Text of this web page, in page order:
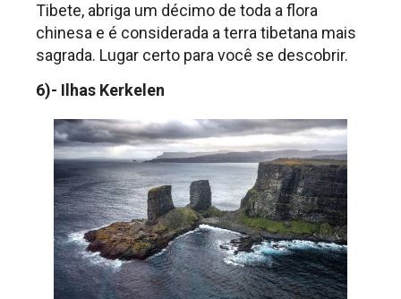
Tibete, abriga um décimo de toda a flora
chinesa e é considerada a terra tibetana mais
sagrada. Lugar certo para você se descobrir.
6)- Ilhas Kerkelen